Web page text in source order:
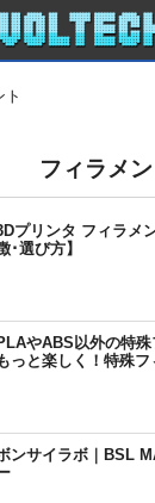
ト
フィラメン
プリンタ フィラメ
･選び方】
やABS以外の特
っと楽しく！特殊フ
ンサイラボ｜BSL